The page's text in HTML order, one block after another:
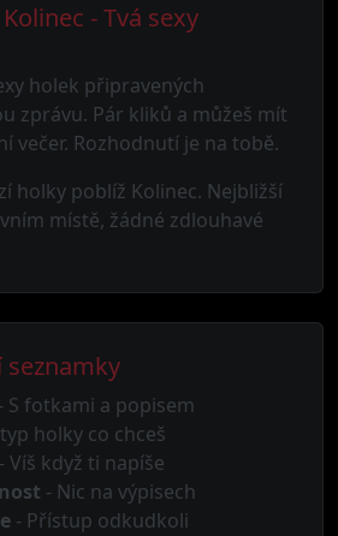
- Tvá sexy
holek připravených
zprávu. Pár kliků a můžeš mít
večer. Rozhodnutí je na tobě.
holky poblíž Kolinec. Nejbližší
místě, žádné zdlouhavé
seznamky
- S fotkami a popisem
holky co chceš
- Víš když ti napíše
- Nic na výpisech
- Přístup odkudkoli